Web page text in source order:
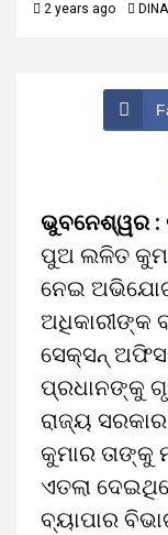
2 years ago
ଭୁବନେଶ୍ୱର :
ପୁଅ ଲଳିତ
ନେଇ
ଅଧିକାରୀଙ୍କ
ସେକ୍ସନ୍
ପ୍ରଧାନଙ୍କୁ
ରାଜ୍ୟ
କୁମାର ତାଙ୍କୁ
ଏତଲା
ବ୍ୟାପାର